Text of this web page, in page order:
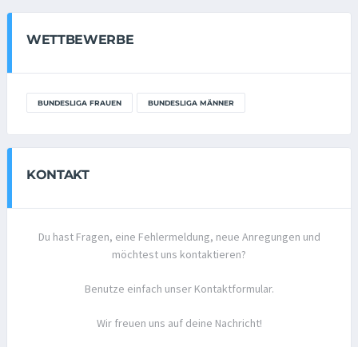
WETTBEWERBE
BUNDESLIGA FRAUEN BUNDESLIGA MÄNNER
KONTAKT
Du hast Fragen, eine Fehlermeldung, neue Anregungen und
möchtest uns kontaktieren?
Benutze einfach unser Kontaktformular.
Wir freuen uns auf deine Nachricht!